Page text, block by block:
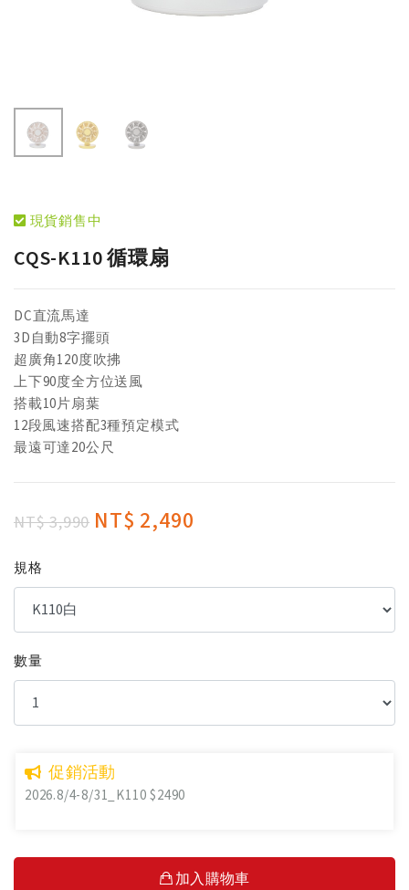
現貨銷售中
CQS-K110 循環扇
DC直流馬達
3D自動8字擺頭
超廣角120度吹拂
上下90度全方位送風
搭載10片扇葉
12段風速搭配3種預定模式
最遠可達20公尺
NT$ 3,990 NT$ 2,490
規格
數量
促銷活動
2026.8/4-8/31_K110 $2490
加入購物車